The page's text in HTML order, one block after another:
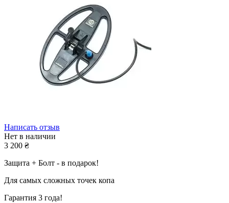
Написать отзыв
Нет в наличии
3 200 ₴
Защита + Болт - в подарок!
Для самых сложных точек копа
Гарантия 3 года!